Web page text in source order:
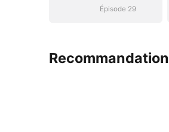
Épisode 29
Recommandation